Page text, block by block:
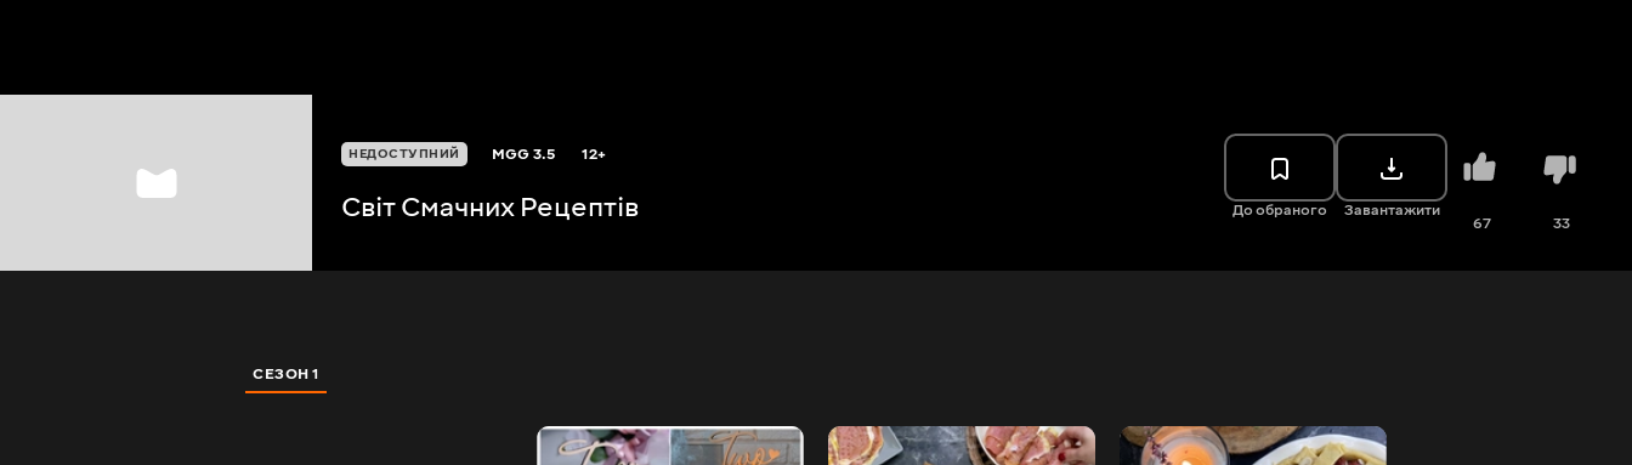
НЕДОСТУПНИЙ MGG3.5 12+
Світ Смачних Рецептів До обраного Завантажити
67 33
СЕЗОН 1